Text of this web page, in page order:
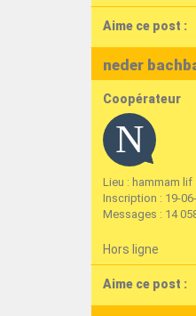
Aime ce post :
neder
Coopérateur
Lieu : hammam lif
Inscription : 19-
Messages : 14
Hors ligne
Aime ce post :